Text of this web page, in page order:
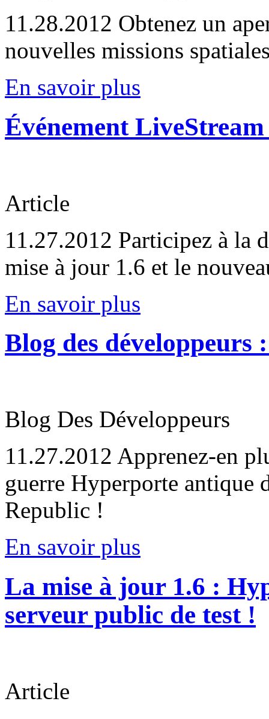
11.28.2012 Obtenez un
nouvelles missions
En savoir plus
Événement LiveStream
Article
11.27.2012 Participez à la
mise à jour 1.6 et le
En savoir plus
Blog des
Blog Des Développeurs
11.27.2012 Apprenez-en
guerre Hyperporte antique
Republic !
En savoir plus
La mise à jour 1.6 :
serveur public de test !
Article